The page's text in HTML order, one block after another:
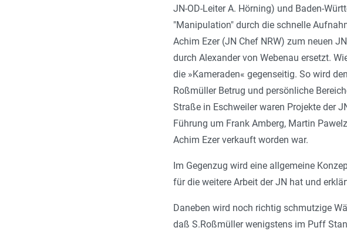
JN-OD-Leiter A. Hörning) und Baden-
"Manipulation" durch die schnelle
Achim Ezer (JN Chef NRW) zum neuen
durch Alexander von Webenau ersetzt.
die »Kameraden« gegenseitig. So wird
Roßmüller Betrug und persönliche
Straße in Eschweiler waren Projekte der
Führung um Frank Amberg, Martin
Achim Ezer verkauft worden war.
Im Gegenzug wird eine allgemeine
für die weitere Arbeit der JN hat und
Daneben wird noch richtig schmutzige
daß S.Roßmüller wenigstens im Puff